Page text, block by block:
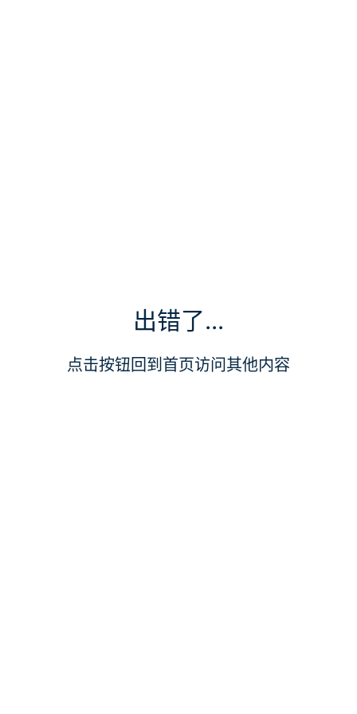
出错了...
点击按钮回到首页访问其他内容